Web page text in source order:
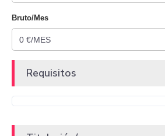
Bruto/Mes
Requisitos